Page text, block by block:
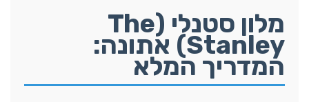
מלון סטנלי (The
Stanley) אתונה:
המדריך המלא